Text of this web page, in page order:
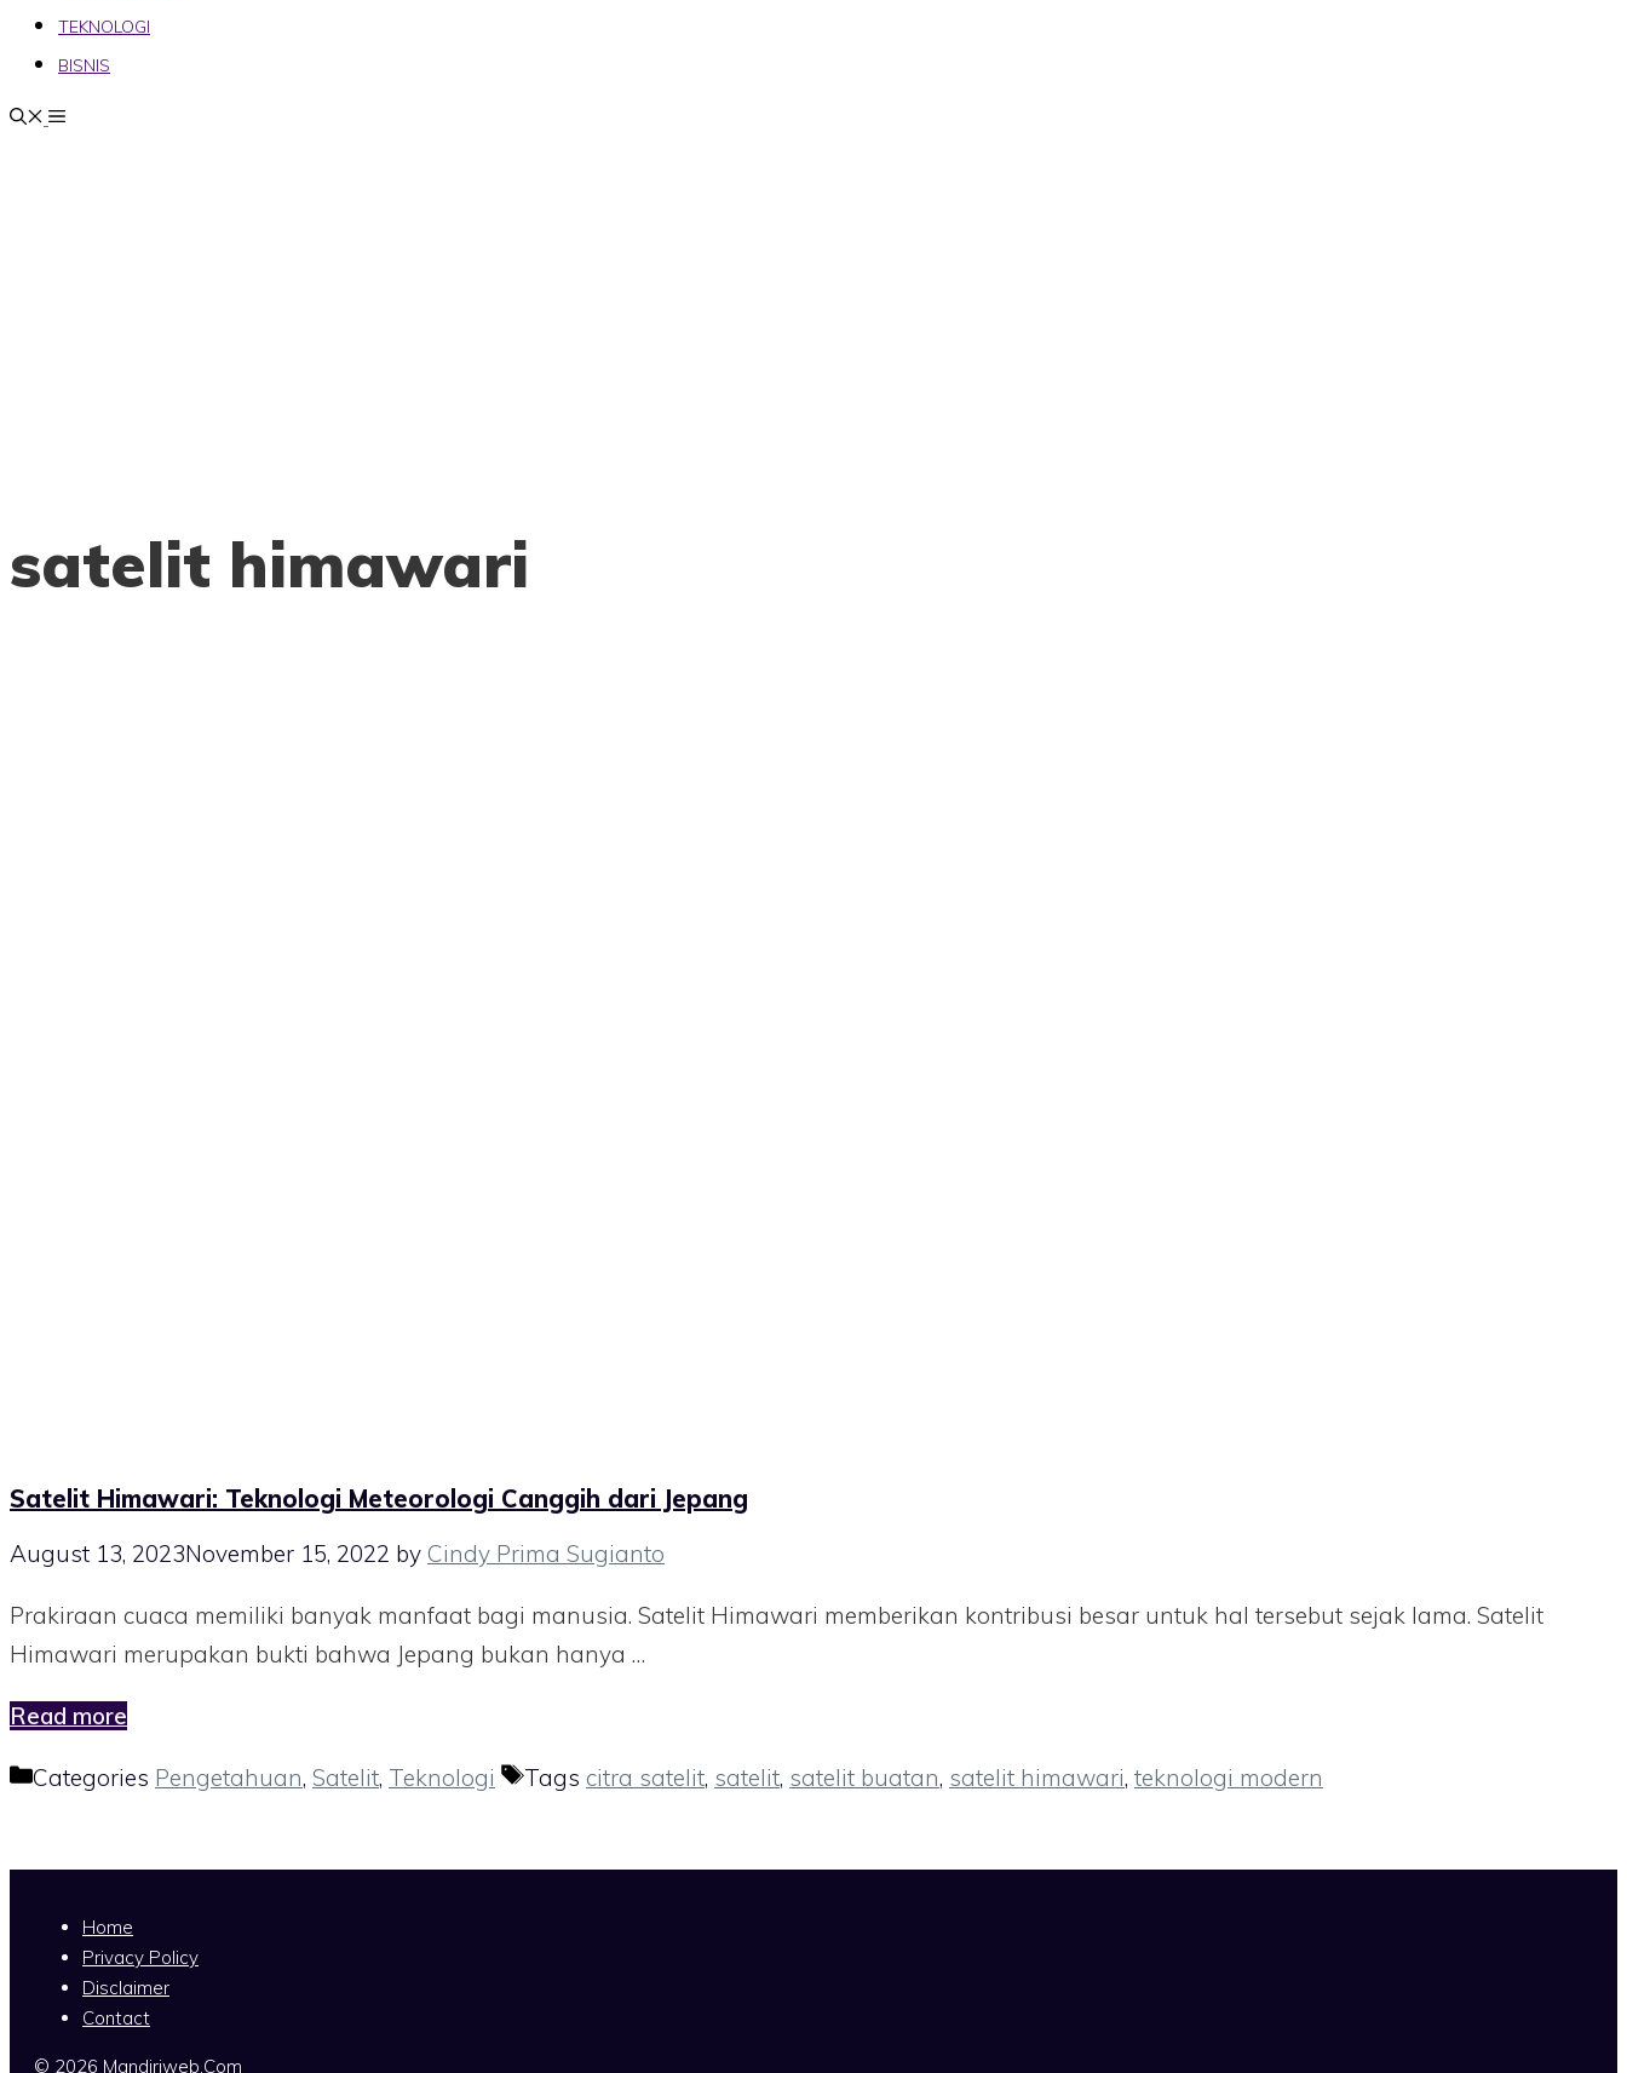
TEKNOLOGI
BISNIS
satelit himawari
Satelit Himawari: Teknologi Meteorologi Canggih dari Jepang
August 13, 2023November 15, 2022 by Cindy Prima Sugianto
Prakiraan cuaca memiliki banyak manfaat bagi manusia. Satelit Himawari memberikan kontribusi besar untuk hal tersebut sejak lama. Satelit
Himawari merupakan bukti bahwa Jepang bukan hanya …
Read more
Categories Pengetahuan, Satelit, Teknologi Tags citra satelit, satelit, satelit buatan, satelit himawari, teknologi modern
Home
Privacy Policy
Disclaimer
Contact
© 2026 Mandiriweb.Com